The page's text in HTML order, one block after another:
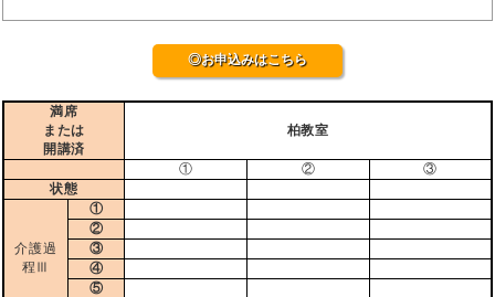
◎お申込みはこちら
満席
または
開講済
柏教室
① ②
③
状態
介護過
程Ⅲ
①
②
③
④
⑤